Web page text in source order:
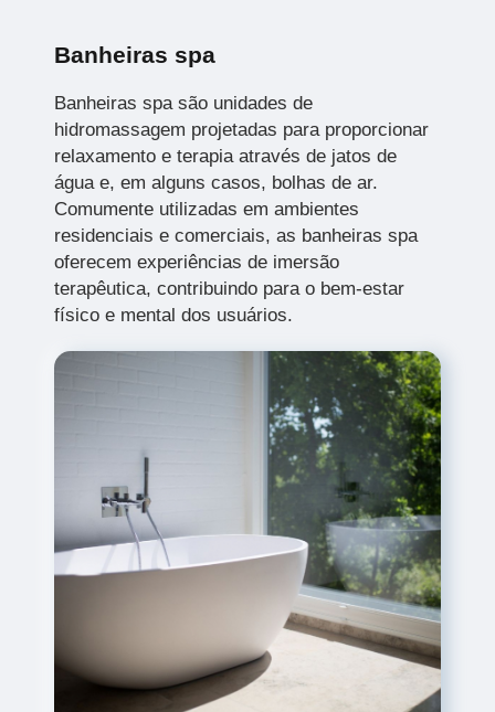
Banheiras spa
Banheiras spa são unidades de
hidromassagem projetadas para proporcionar
relaxamento e terapia através de jatos de
água e, em alguns casos, bolhas de ar.
Comumente utilizadas em ambientes
residenciais e comerciais, as banheiras spa
oferecem experiências de imersão
terapêutica, contribuindo para o bem-estar
físico e mental dos usuários.